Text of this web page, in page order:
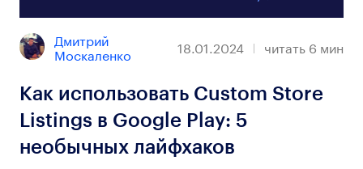
Дмитрий
Москаленко 18.01.2024 читать 6 мин
Как использовать Custom Store
Listings в Google Play: 5
необычных лайфхаков